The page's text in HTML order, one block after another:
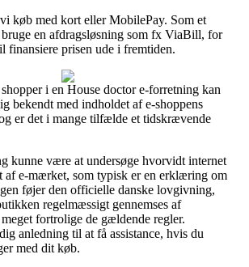
køb med kort eller MobilePay. Som et
en afdragsløsning som fx ViaBill, for
finansiere prisen ude i fremtiden.
i en House doctor e-forretning kan
bekendt med indholdet af e-shoppens
er det i mange tilfælde et tidskrævende
kunne være at undersøge hvorvidt internet
af e-mærket, som typisk er en erklæring om
føjer den officielle danske lovgivning,
regelmæssigt gennemses af
fortrolige de gældende regler.
anledning til at få assistance, hvis du
med dit køb.